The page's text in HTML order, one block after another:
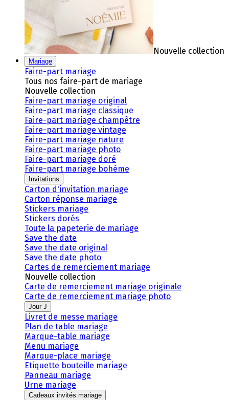
Nouvelle collection
Mariage
Faire-part mariage
Tous nos faire-part de mariage
Nouvelle collection
Faire-part mariage original
Faire-part mariage classique
Faire-part mariage champêtre
Faire-part mariage vintage
Faire-part mariage nature
Faire-part mariage photo
Faire-part mariage doré
Faire-part mariage bohème
Invitations
Carton d'invitation mariage
Carton réponse mariage
Stickers mariage
Stickers dorés
Toute la papeterie de mariage
Save the date
Save the date original
Save the date photo
Cartes de remerciement mariage
Nouvelle collection
Carte de remerciement mariage originale
Carte de remerciement mariage photo
Jour J
Livret de messe mariage
Plan de table mariage
Marque-table mariage
Menu mariage
Marque-place mariage
Etiquette bouteille mariage
Panneau mariage
Urne mariage
Cadeaux invités mariage